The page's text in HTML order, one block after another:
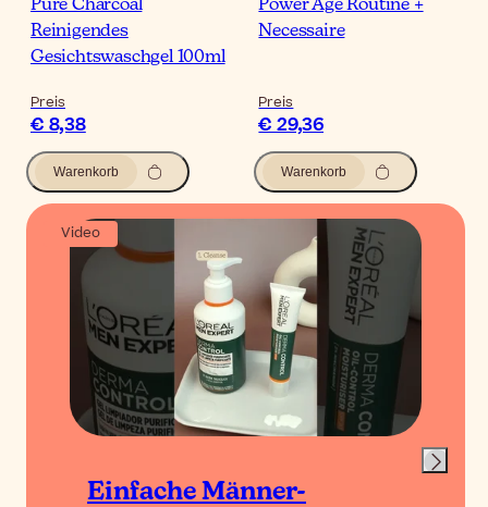
Pure Charcoal
Reinigendes
Gesichtswaschgel 100ml
Preis
€ 8,38
Warenkorb
Power Age Routine +
Necessaire
Preis
€ 29,36
Warenkorb
Video
Einfache Männer-